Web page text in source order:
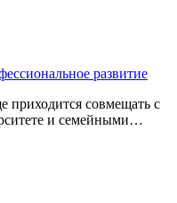
развитие
приходится совмещать с
и семейными…